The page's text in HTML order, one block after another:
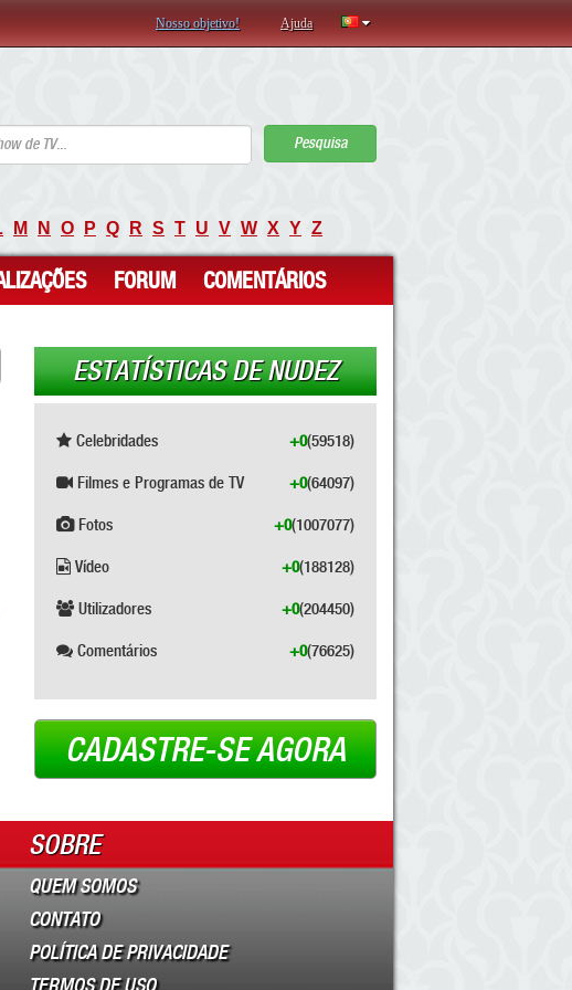
Nosso objetivo! Ajuda
Pesquisa
M N O P Q R S T U V W X Y Z
FORUM COMENTÁRIOS
ESTATÍSTICAS DE NUDEZ
Celebridades (59518)
+0
Filmes e Programas de TV (64097)
+0
Fotos (1007077)
+0
Vídeo (188128)
+0
Utilizadores (204450)
+0
Comentários (76625)
+0
CADASTRE-SE AGORA
SOBRE
QUEM SOMOS
CONTATO
POLÍTICA DE PRIVACIDADE